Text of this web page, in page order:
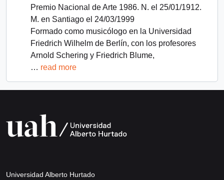
Premio Nacional de Arte 1986. N. el 25/01/1912.
M. en Santiago el 24/03/1999
Formado como musicólogo en la Universidad
Friedrich Wilhelm de Berlín, con los profesores
Arnold Schering y Friedrich Blume,
… read more
Universidad Alberto Hurtado